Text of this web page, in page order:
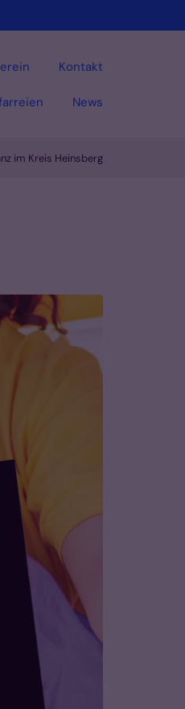
News
Kontakt
im Kreis Heinsberg